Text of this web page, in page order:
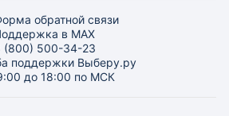
обратной связи
в MAX
(800) 500-34-23
поддержки Выберу.ру
до 18:00 по МСК